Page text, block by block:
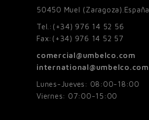
50450 Muel (Zaragoza).España
Tel.: (+34) 976 14 52 56
Fax: (+34) 976 14 52 57
comercial@umbelco.com
international@umbelco.com
Lunes-Jueves: 08:00-18:00
Viernes: 07:00-15:00